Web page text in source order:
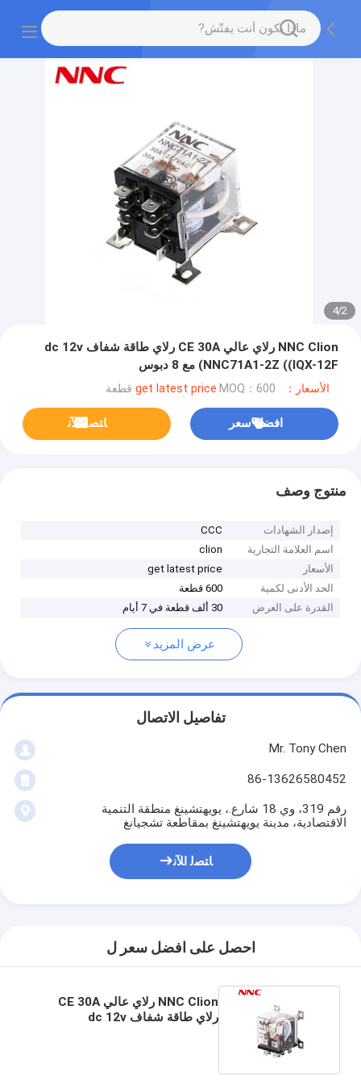
2
/
4
NNC Clion رلاي عالي CE 30A رلاي طاقة شفاف dc 12v
NNC71A1-2Z ((IQX-12F) مع 8 دبوس
الأسعار：get latest price MOQ：600 قطعة
افضل سعر ﺎﺘﺼﻟ ﺍﻶﻧ
منتوج وصف
إصدار الشهادات
CCC
اسم العلامة التجارية
clion
الأسعار
get latest price
الحد الأدنى لكمية
600 قطعة
القدرة على العرض
30 ألف قطعة في 7 أيام
عرض المزيد
تفاصيل الاتصال
Mr. Tony Chen
86-13626580452
رقم 319، وي 18 شارع.، يويهتشينغ منطقة التنمية
الاقتصادية، مدينة يويهتشينغ بمقاطعة تشجيانغ
ﺎﺘﺼﻟ ﺍﻶﻧ
احصل على افضل سعر ل
NNC Clion رلاي عالي CE 30A
رلاي طاقة شفاف dc 12v